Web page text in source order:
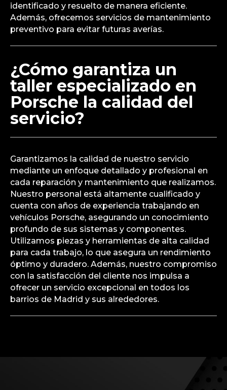
identificado y resuelto de manera eficiente.
Además, ofrecemos servicios de mantenimiento
preventivo para evitar futuras averías.
¿Cómo garantiza un
taller especializado en
Porsche la calidad del
servicio?
Garantizamos la calidad de nuestro servicio
mediante un enfoque detallado y profesional en
cada reparación y mantenimiento que realizamos.
Nuestro personal está altamente cualificado y
cuenta con años de experiencia trabajando en
vehículos Porsche, asegurando un conocimiento
profundo de sus sistemas y componentes.
Utilizamos piezas y herramientas de alta calidad
para cada trabajo, lo que asegura un rendimiento
óptimo y duradero. Además, nuestro compromiso
con la satisfacción del cliente nos impulsa a
ofrecer un servicio excepcional en todos los
barrios de Madrid y sus alrededores.